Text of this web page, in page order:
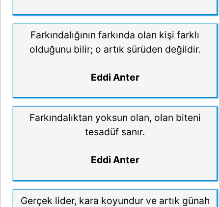
Farkındalığının farkında olan kişi farklı
olduğunu bilir; o artık sürüden değildir.
Eddi Anter
Farkındalıktan yoksun olan, olan biteni
tesadüf sanır.
Eddi Anter
Gerçek lider, kara koyundur ve artık günah